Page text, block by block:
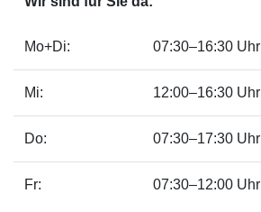
Mo+Di: 07:30–16:30 Uhr
Mi: 12:00–16:30 Uhr
Do: 07:30–17:30 Uhr
Fr: 07:30–12:00 Uhr